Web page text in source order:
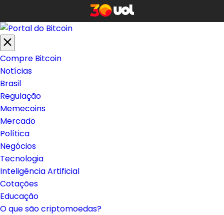
Compre Bitcoin
Notícias
Brasil
Regulação
Memecoins
Mercado
Política
Negócios
Tecnologia
Inteligência Artificial
Cotações
Educação
O que são criptomoedas?